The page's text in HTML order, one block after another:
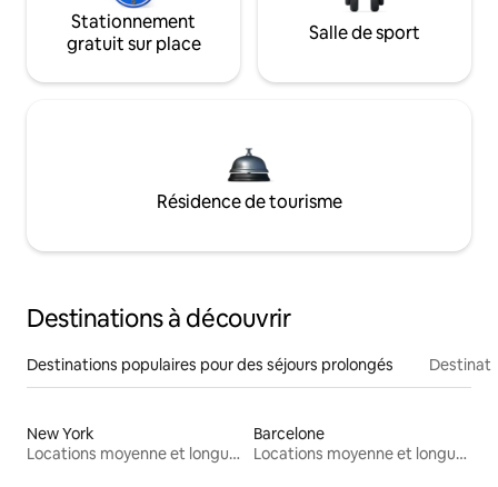
Stationnement
gratuit sur place
Salle de sport
Résidence de tourisme
Destinations à découvrir
Destinations populaires pour des séjours prolongés
New York
Locations moyenne et longue durée
Barcelone
Locations moyenne et longue durée